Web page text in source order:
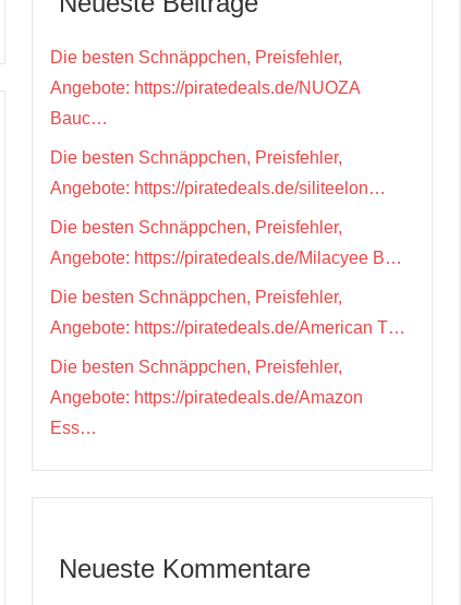
Die besten Schnäppchen, Preisfehler,
Angebote: https://piratedeals.de/NUOZA
Bauc…
Die besten Schnäppchen, Preisfehler,
Angebote: https://piratedeals.de/siliteelon…
Die besten Schnäppchen, Preisfehler,
Angebote: https://piratedeals.de/Milacyee B…
Die besten Schnäppchen, Preisfehler,
Angebote: https://piratedeals.de/American T…
Die besten Schnäppchen, Preisfehler,
Angebote: https://piratedeals.de/Amazon
Ess…
Neueste Kommentare